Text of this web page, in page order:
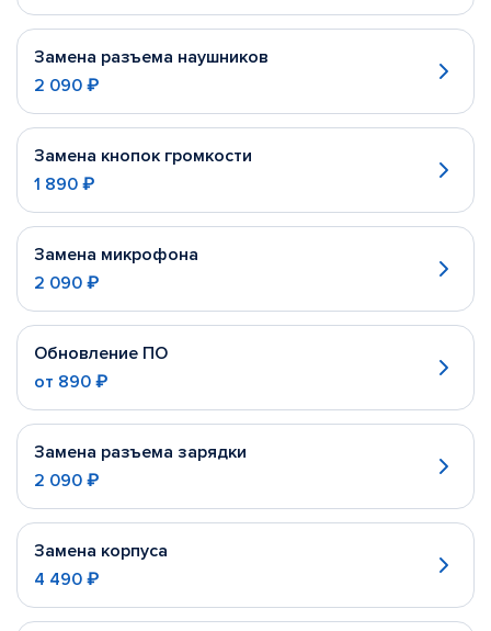
Замена разъема наушников
2 090 ₽
Замена кнопок громкости
1 890 ₽
Замена микрофона
2 090 ₽
Обновление ПО
от 890 ₽
Замена разъема зарядки
2 090 ₽
Замена корпуса
4 490 ₽